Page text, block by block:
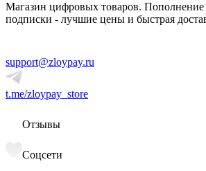
Магазин цифровых товаров. Пополнение
подписки - лучшие цены и быстрая
support@zloypay.ru
t.me/zloypay_store
Отзывы
Соцсети